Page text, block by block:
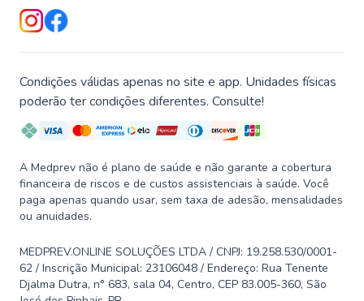
Condições válidas apenas no site e app. Unidades físicas
poderão ter condições diferentes. Consulte!
A Medprev não é plano de saúde e não garante a cobertura
financeira de riscos e de custos assistenciais à saúde. Você
paga apenas quando usar, sem taxa de adesão, mensalidades
ou anuidades.
MEDPREV.ONLINE SOLUÇÕES LTDA / CNPJ: 19.258.530/0001-
62 / Inscrição Municipal: 23106048 / Endereço: Rua Tenente
Djalma Dutra, n° 683, sala 04, Centro, CEP 83.005-360, São